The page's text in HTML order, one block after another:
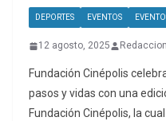
DEPORTES EVENTOS
12 agosto, 2025
Fundación Cinépolis
pasos y vidas con una
Fundación Cinépolis, la